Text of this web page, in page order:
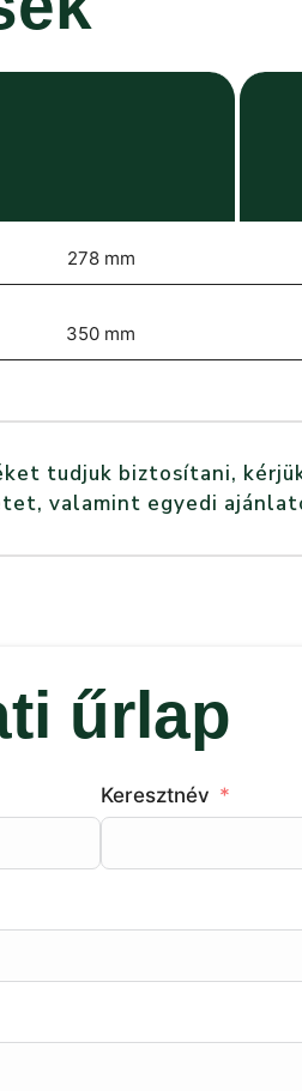
278 mm
350 mm
tudjuk biztosítani,
valamint egyedi
űrlap
Keresztnév